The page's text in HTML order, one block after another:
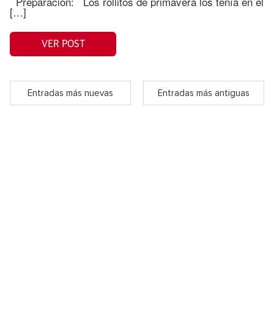
[…]
VER POST
Entradas más nuevas Entradas más antiguas